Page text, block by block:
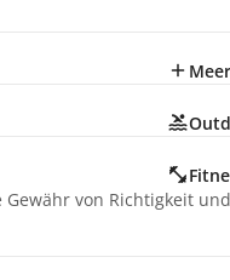
Meer
von Richtigkeit